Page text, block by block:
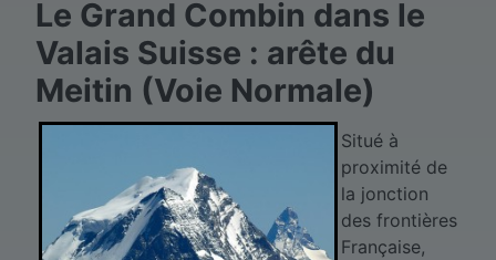
Le Grand Combin dans le
Valais Suisse : arête du
Meitin (Voie Normale)
Situé à
proximité de
la jonction
des frontières
Française,